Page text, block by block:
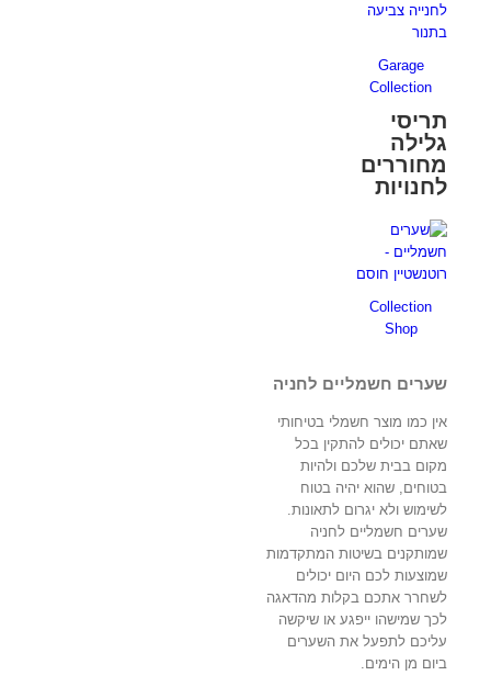
Garage
Collection
תריסי
גלילה
מחוררים
לחנויות
Collection
Shop
שערים חשמליים לחניה
אין כמו מוצר חשמלי בטיחותי
שאתם יכולים להתקין בכל
מקום בבית שלכם ולהיות
בטוחים, שהוא יהיה בטוח
לשימוש ולא יגרום לתאונות.
שערים חשמליים לחניה
שמותקנים בשיטות המתקדמות
שמוצעות לכם היום יכולים
לשחרר אתכם בקלות מהדאגה
לכך שמישהו ייפגע או שיקשה
עליכם לתפעל את השערים
ביום מן הימים.